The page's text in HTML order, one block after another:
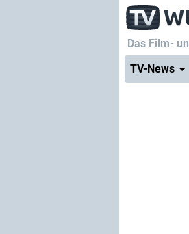
Das Film-
TV-News